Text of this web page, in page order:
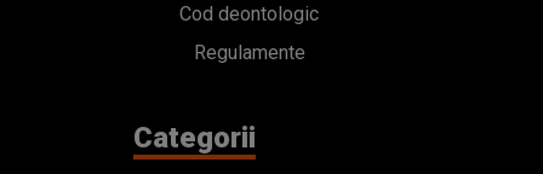
Cod deontologic
Regulamente
Categorii